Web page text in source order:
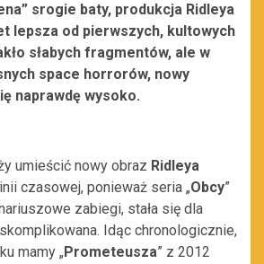
srogie baty, produkcja Ridleya
lepsza od pierwszych, kultowych
słabych fragmentów, ale w
space horrorów, nowy
naprawdę wysoko.
umieścić nowy obraz Ridleya
czasowej, ponieważ seria „Obcy”
zabiegi, stała się dla
Idąc chronologicznie,
mamy „ Prometeusza” z 2012